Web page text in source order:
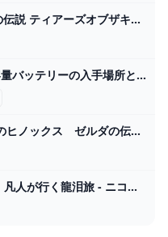
☆377【コログの樹海へ】ゼルダの伝説 ティアーズオブザキングダムをやさしく実況プレイ！ - YouTube
【ティアキン】大容量バッテリーの入手場所と使い方【ゼルダの伝説ティアーズオブザキングダム】
【ティアキン】サトリ山麓の洞窟のヒノックス ゼルダの伝説ティアーズ オブ ザ キングダム #ゼルダの伝説 #ティアキン #zelda - YouTube
【ティアキン＃101】凡人が行く龍泪旅 - ニコニコ動画